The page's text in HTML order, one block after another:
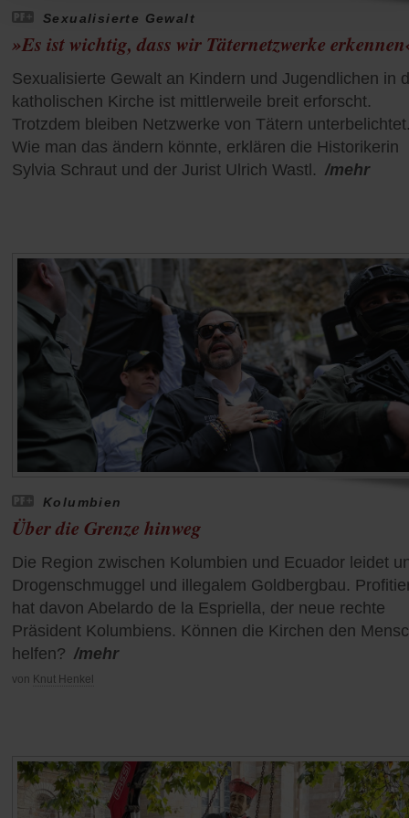
Sexualisierte Gewalt
»Es ist wichtig, dass wir Täternetzwerke
Sexualisierte Gewalt an Kindern und Jugendlichen in
katholischen Kirche ist mittlerweile breit erforscht.
Trotzdem bleiben Netzwerke von Tätern
Wie man das ändern könnte, erklären die Historikerin
Sylvia Schraut und der Jurist Ulrich Wastl. /mehr
Kolumbien
Über die Grenze hinweg
Die Region zwischen Kolumbien und Ecuador leidet
Drogenschmuggel und illegalem Goldbergbau.
hat davon Abelardo de la Espriella, der neue rechte
Präsident Kolumbiens. Können die Kirchen den
helfen? /mehr
von Knut Henkel